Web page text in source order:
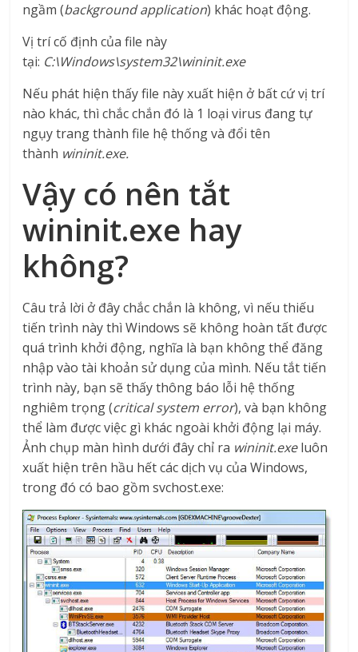
ngầm (background application) khác hoạt động.
Vị trí cố định của file này
tại: C:\Windows\system32\wininit.exe
Nếu phát hiện thấy file này xuất hiện ở bất cứ vị trí
nào khác, thì chắc chắn đó là 1 loại virus đang tự
ngụy trang thành file hệ thống và đổi tên
thành wininit.exe.
Vậy có nên tắt
wininit.exe hay
không?
Câu trả lời ở đây chắc chắn là không, vì nếu thiếu
tiến trình này thì Windows sẽ không hoàn tất được
quá trình khởi động, nghĩa là bạn không thể đăng
nhập vào tài khoản sử dụng của mình. Nếu tắt tiến
trình này, bạn sẽ thấy thông báo lỗi hệ thống
nghiêm trọng (critical system error), và bạn không
thể làm được việc gì khác ngoài khởi động lại máy.
Ảnh chụp màn hình dưới đây chỉ ra wininit.exeluôn
xuất hiện trên hầu hết các dịch vụ của Windows,
trong đó có bao gồm svchost.exe: